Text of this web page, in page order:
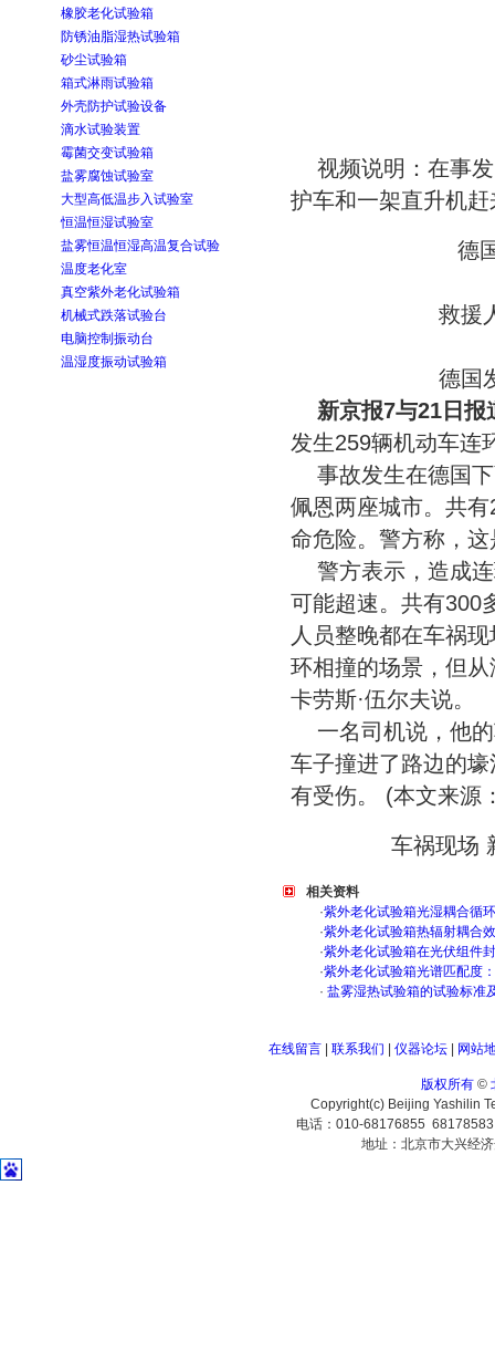
橡胶老化试验箱
防锈油脂湿热试验箱
砂尘试验箱
箱式淋雨试验箱
外壳防护试验设备
滴水试验装置
霉菌交变试验箱
盐雾腐蚀试验室
大型高低温步入试验室
恒温恒湿试验室
盐雾恒温恒湿高温复合试验
温度老化室
真空紫外老化试验箱
机械式跌落试验台
电脑控制振动台
温湿度振动试验箱
视频说明：在事发
护车和一架直升机
德
救援
德国
新京报7与21日
发生259辆机动车连
事故发生在德国
佩恩两座城市。共
命危险。警方称，
警方表示，造成
可能超速。共有300
人员整晚都在车祸
环相撞的场景，但
卡劳斯·伍尔夫说。
一名司机说，他
车子撞进了路边的
有受伤。 (本文来源
车祸现场
相关资料
·紫外老化试验箱光湿耦合循
·紫外老化试验箱热辐射耦合
·紫外老化试验箱在光伏组件
·紫外老化试验箱光谱匹配度
· 盐雾湿热试验箱的试验标准
在线留言| 联系我们 仪器论坛| 网站
版权所有©
Copyright(c) Beijing Yashilin
电话：010-68176855
地址：北京市大兴经